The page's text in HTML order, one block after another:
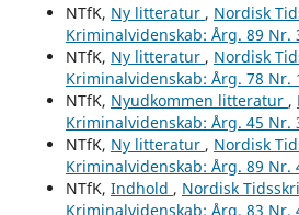
NTfK, Ny litteratur , Nordisk
Kriminalvidenskab: Årg. 89 Nr.
NTfK, Ny litteratur , Nordisk
Kriminalvidenskab: Årg. 78 Nr.
NTfK, Nyudkommen litteratur ,
Kriminalvidenskab: Årg. 45 Nr.
NTfK, Ny litteratur , Nordisk
Kriminalvidenskab: Årg. 89 Nr.
NTfK, Indhold , Nordisk
Kriminalvidenskab: Årg. 83 Nr.